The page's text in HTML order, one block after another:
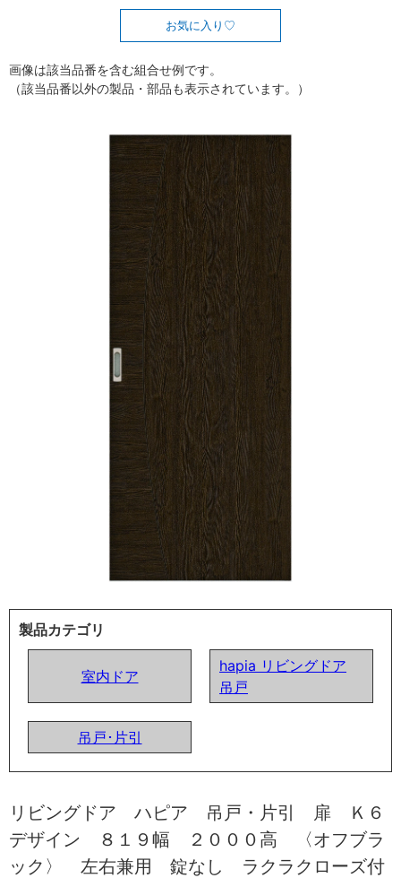
お気に入り
画像は該当品番を含む組合せ例です。
（該当品番以外の製品・部品も表示されています。）
製品カテゴリ
室内ドア
hapia リビングドア
吊戸
吊戸･片引
リビングドア ハピア 吊戸・片引 扉 Ｋ６
デザイン ８１９幅 ２０００高 〈オフブラ
ック〉 左右兼用 錠なし ラクラクローズ付